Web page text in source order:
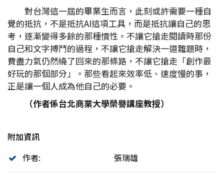
對台灣這一屆的畢業生而言，此刻或許需要一種自
覺的抵抗，不是抵抗AI這項工具，而是抵抗讓自己的思
考，逐漸變得多餘的那種慣性。不讓它搶走閱讀時那份
自己和文字搏鬥的過程，不讓它搶走解決一道難題時，
費盡力氣仍然繞了回來的那條路，不讓它搶走「創作最
好玩的那個部分」。那些看起來效率低、速度慢的事，
正是讓一個人成為他自己的必要。
（作者係台北商業大學榮譽講座教授）
附加資訊
作者:
張瑞雄